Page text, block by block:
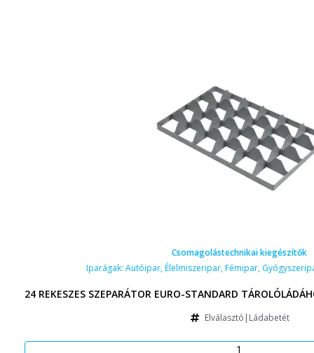
Csomagolástechnikai kiegészítők
Iparágak: Autóipar,Élelmiszeripar,Fémipar,
24 REKESZES SZEPARÁTOR EURO-STANDARD
Elválasztó|Ládabetét